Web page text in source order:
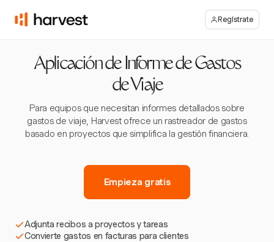
Regístrate
Aplicación de Informe de Gastos
de Viaje
Para equipos que necesitan informes detallados sobre
gastos de viaje, Harvest ofrece un rastreador de gastos
basado en proyectos que simplifica la gestión financiera.
Empieza gratis
Adjunta recibos a proyectos y tareas
Convierte gastos en facturas para clientes